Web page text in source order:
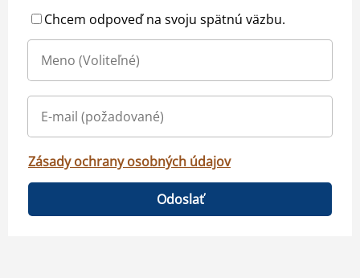
Chcem odpoveď na svoju spätnú väzbu.
Zásady ochrany osobných údajov
Odoslať